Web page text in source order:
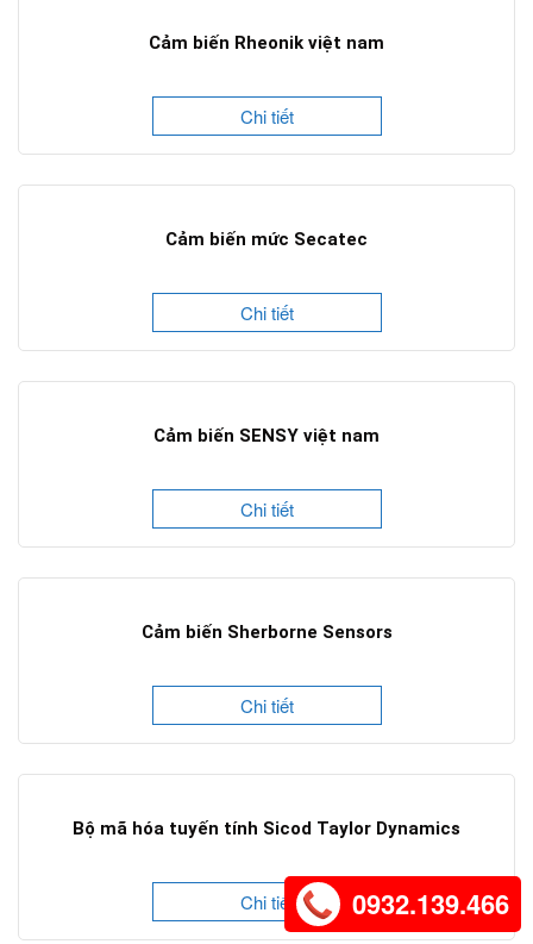
Cảm biến Rheonik việt nam
Chi tiết
Cảm biến mức Secatec
Chi tiết
Cảm biến SENSY việt nam
Chi tiết
Cảm biến Sherborne Sensors
Chi tiết
Bộ mã hóa tuyến tính Sicod Taylor Dynamics
Chi tiết 0932.139.466